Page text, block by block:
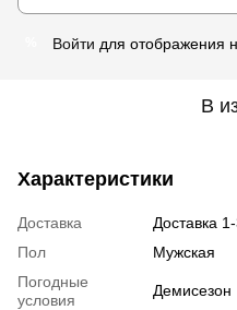
Войти для отображения
В
Характеристики
Доставка
Доставка
Пол
Мужская
Погодные
условия
Демисезон